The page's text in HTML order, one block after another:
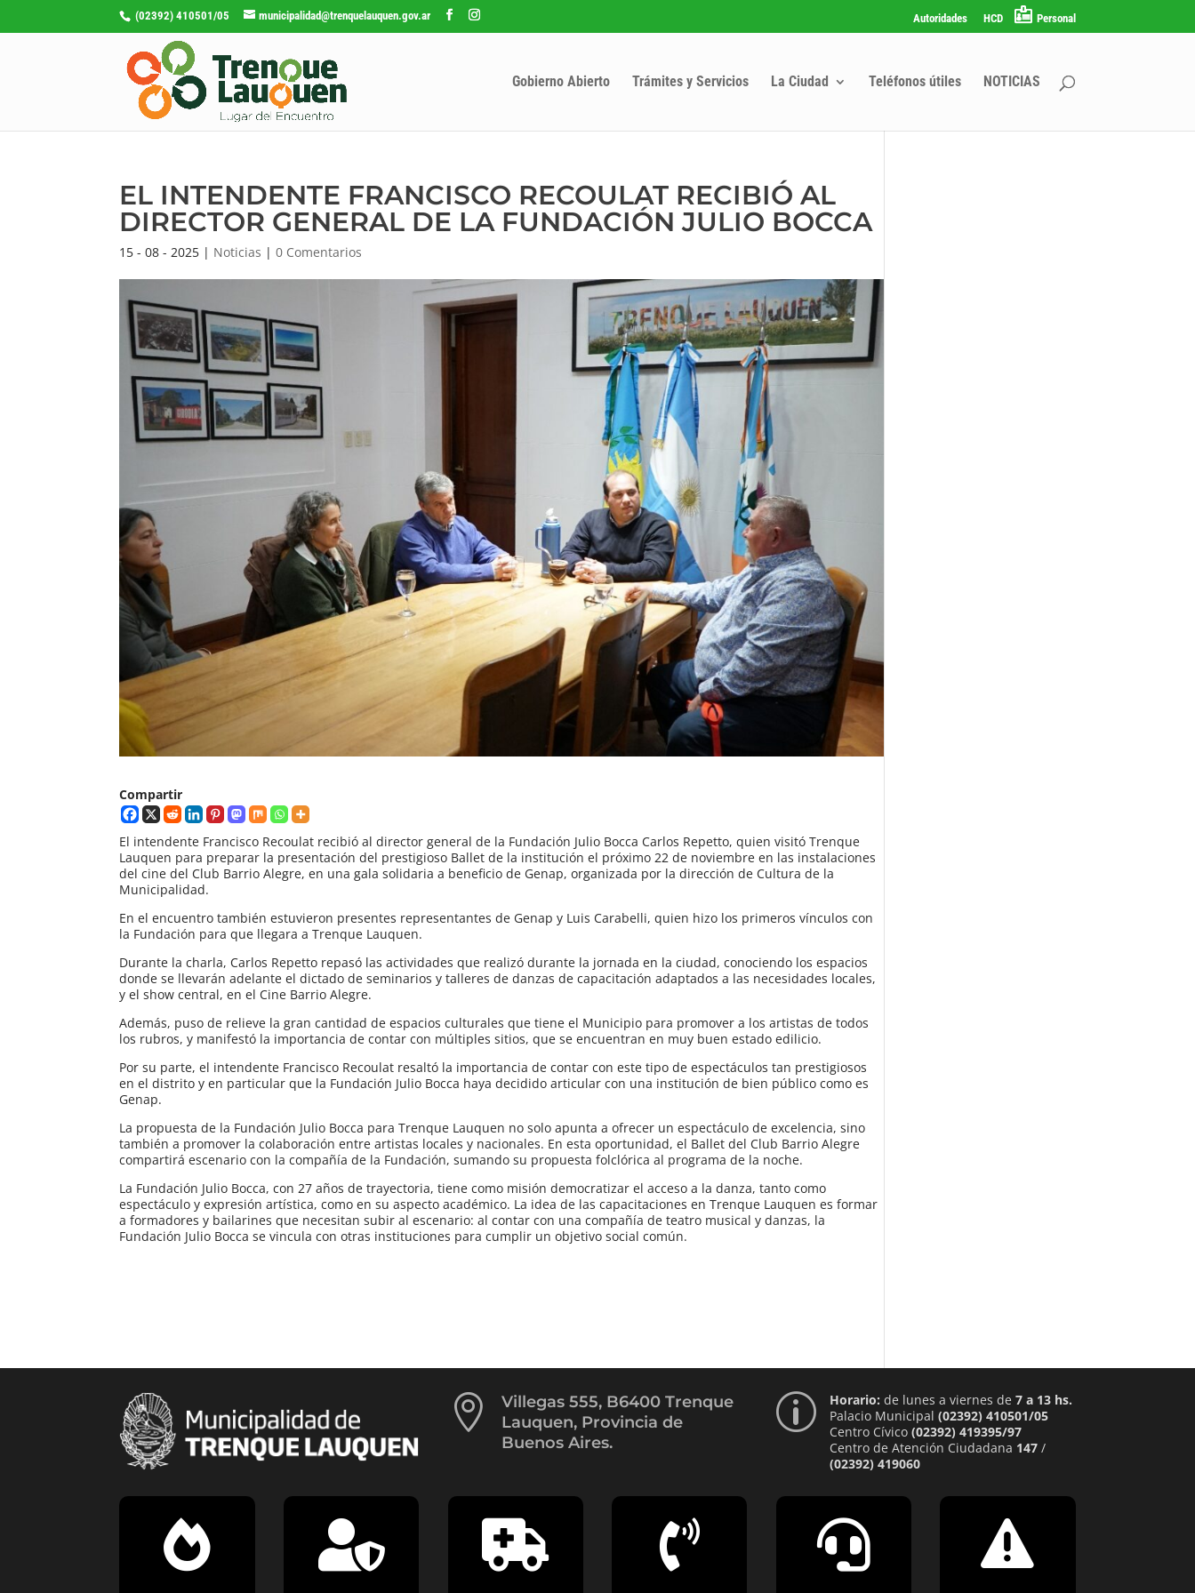
(02392) 410501/05 municipalidad@trenquelauquen.gov.ar Autoridades HCD Personal
Gobierno Abierto Trámites y Servicios La Ciudad Teléfonos útiles NOTICIAS
EL INTENDENTE FRANCISCO RECOULAT RECIBIÓ AL
DIRECTOR GENERAL DE LA FUNDACIÓN JULIO BOCCA
15 - 08 - 2025 | Noticias |0 Comentarios
Compartir
El intendente Francisco Recoulat recibió al director general de la Fundación Julio Bocca Carlos Repetto, quien visitó Trenque
Lauquen para preparar la presentación del prestigioso Ballet de la institución el próximo 22 de noviembre en las instalaciones
del cine del Club Barrio Alegre, en una gala solidaria a beneficio de Genap, organizada por la dirección de Cultura de la
Municipalidad.
En el encuentro también estuvieron presentes representantes de Genap y Luis Carabelli, quien hizo los primeros vínculos con
la Fundación para que llegara a Trenque Lauquen.
Durante la charla, Carlos Repetto repasó las actividades que realizó durante la jornada en la ciudad, conociendo los espacios
donde se llevarán adelante el dictado de seminarios y talleres de danzas de capacitación adaptados a las necesidades locales,
y el show central, en el Cine Barrio Alegre.
Además, puso de relieve la gran cantidad de espacios culturales que tiene el Municipio para promover a los artistas de todos
los rubros, y manifestó la importancia de contar con múltiples sitios, que se encuentran en muy buen estado edilicio.
Por su parte, el intendente Francisco Recoulat resaltó la importancia de contar con este tipo de espectáculos tan prestigiosos
en el distrito y en particular que la Fundación Julio Bocca haya decidido articular con una institución de bien público como es
Genap.
La propuesta de la Fundación Julio Bocca para Trenque Lauquen no solo apunta a ofrecer un espectáculo de excelencia, sino
también a promover la colaboración entre artistas locales y nacionales. En esta oportunidad, el Ballet del Club Barrio Alegre
compartirá escenario con la compañía de la Fundación, sumando su propuesta folclórica al programa de la noche.
La Fundación Julio Bocca, con 27 años de trayectoria, tiene como misión democratizar el acceso a la danza, tanto como
espectáculo y expresión artística, como en su aspecto académico. La idea de las capacitaciones en Trenque Lauquen es formar
a formadores y bailarines que necesitan subir al escenario: al contar con una compañía de teatro musical y danzas, la
Fundación Julio Bocca se vincula con otras instituciones para cumplir un objetivo social común.

Villegas 555, B6400 Trenque
Lauquen, Provincia de
Buenos Aires.
p Horario: de lunes a viernes de 7 a 13 hs.
Palacio Municipal (02392) 410501/05
Centro Cívico (02392) 419395/97
Centro de Atención Ciudadana 147/
(02392) 419060
     